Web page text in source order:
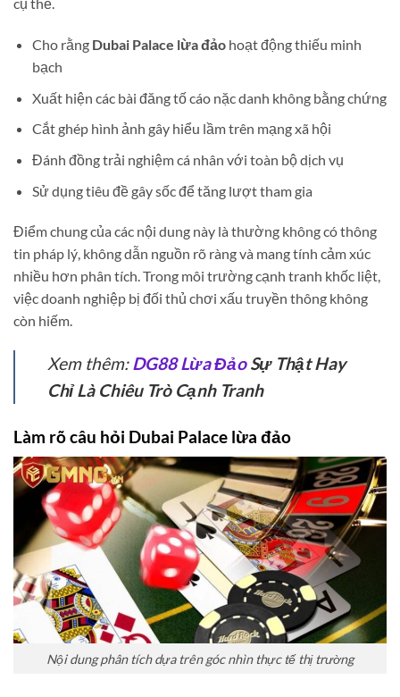
cụ thể.
Cho rằng Dubai Palace lừa đảohoạt động thiếu minh
bạch
Xuất hiện các bài đăng tố cáo nặc danh không bằng chứng
Cắt ghép hình ảnh gây hiểu lầm trên mạng xã hội
Đánh đồng trải nghiệm cá nhân với toàn bộ dịch vụ
Sử dụng tiêu đề gây sốc để tăng lượt tham gia
Điểm chung của các nội dung này là thường không có thông
tin pháp lý, không dẫn nguồn rõ ràng và mang tính cảm xúc
nhiều hơn phân tích. Trong môi trường cạnh tranh khốc liệt,
việc doanh nghiệp bị đối thủ chơi xấu truyền thông không
còn hiếm.
Xem thêm:DG88 Lừa ĐảoSự Thật Hay
Chỉ Là Chiêu Trò Cạnh Tranh
Làm rõ câu hỏi Dubai Palace lừa đảo
Nội dung phân tích dựa trên góc nhìn thực tế thị trường